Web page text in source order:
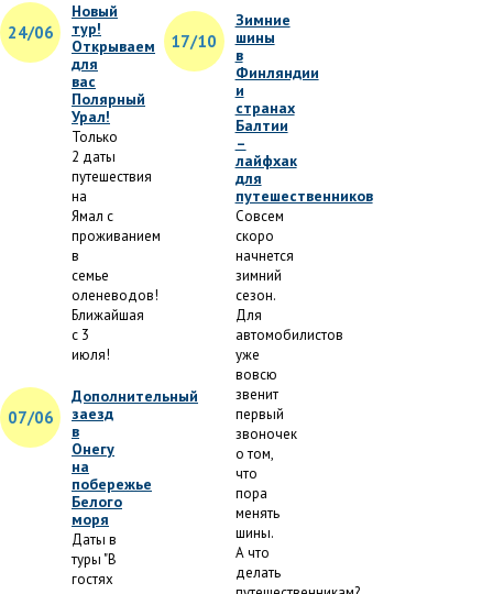
24/06
Новый
тур!
Открываем
для
вас
Полярный
Урал!
Только
2 даты
путешествия
на
Ямал с
проживанием
в
семье
оленеводов!
Ближайшая
с 3
июля!
07/06
Дополнительный
заезд
в
Онегу
на
побережье
Белого
моря
Даты в
туры "В
гостях
17/10
Зимние
шины
в
Финляндии
и
странах
Балтии
–
лайфхак
для
путешественников
Совсем
скоро
начнется
зимний
сезон.
Для
автомобилистов
уже
вовсю
звенит
первый
звоночек
о том,
что
пора
менять
шины.
А что
делать